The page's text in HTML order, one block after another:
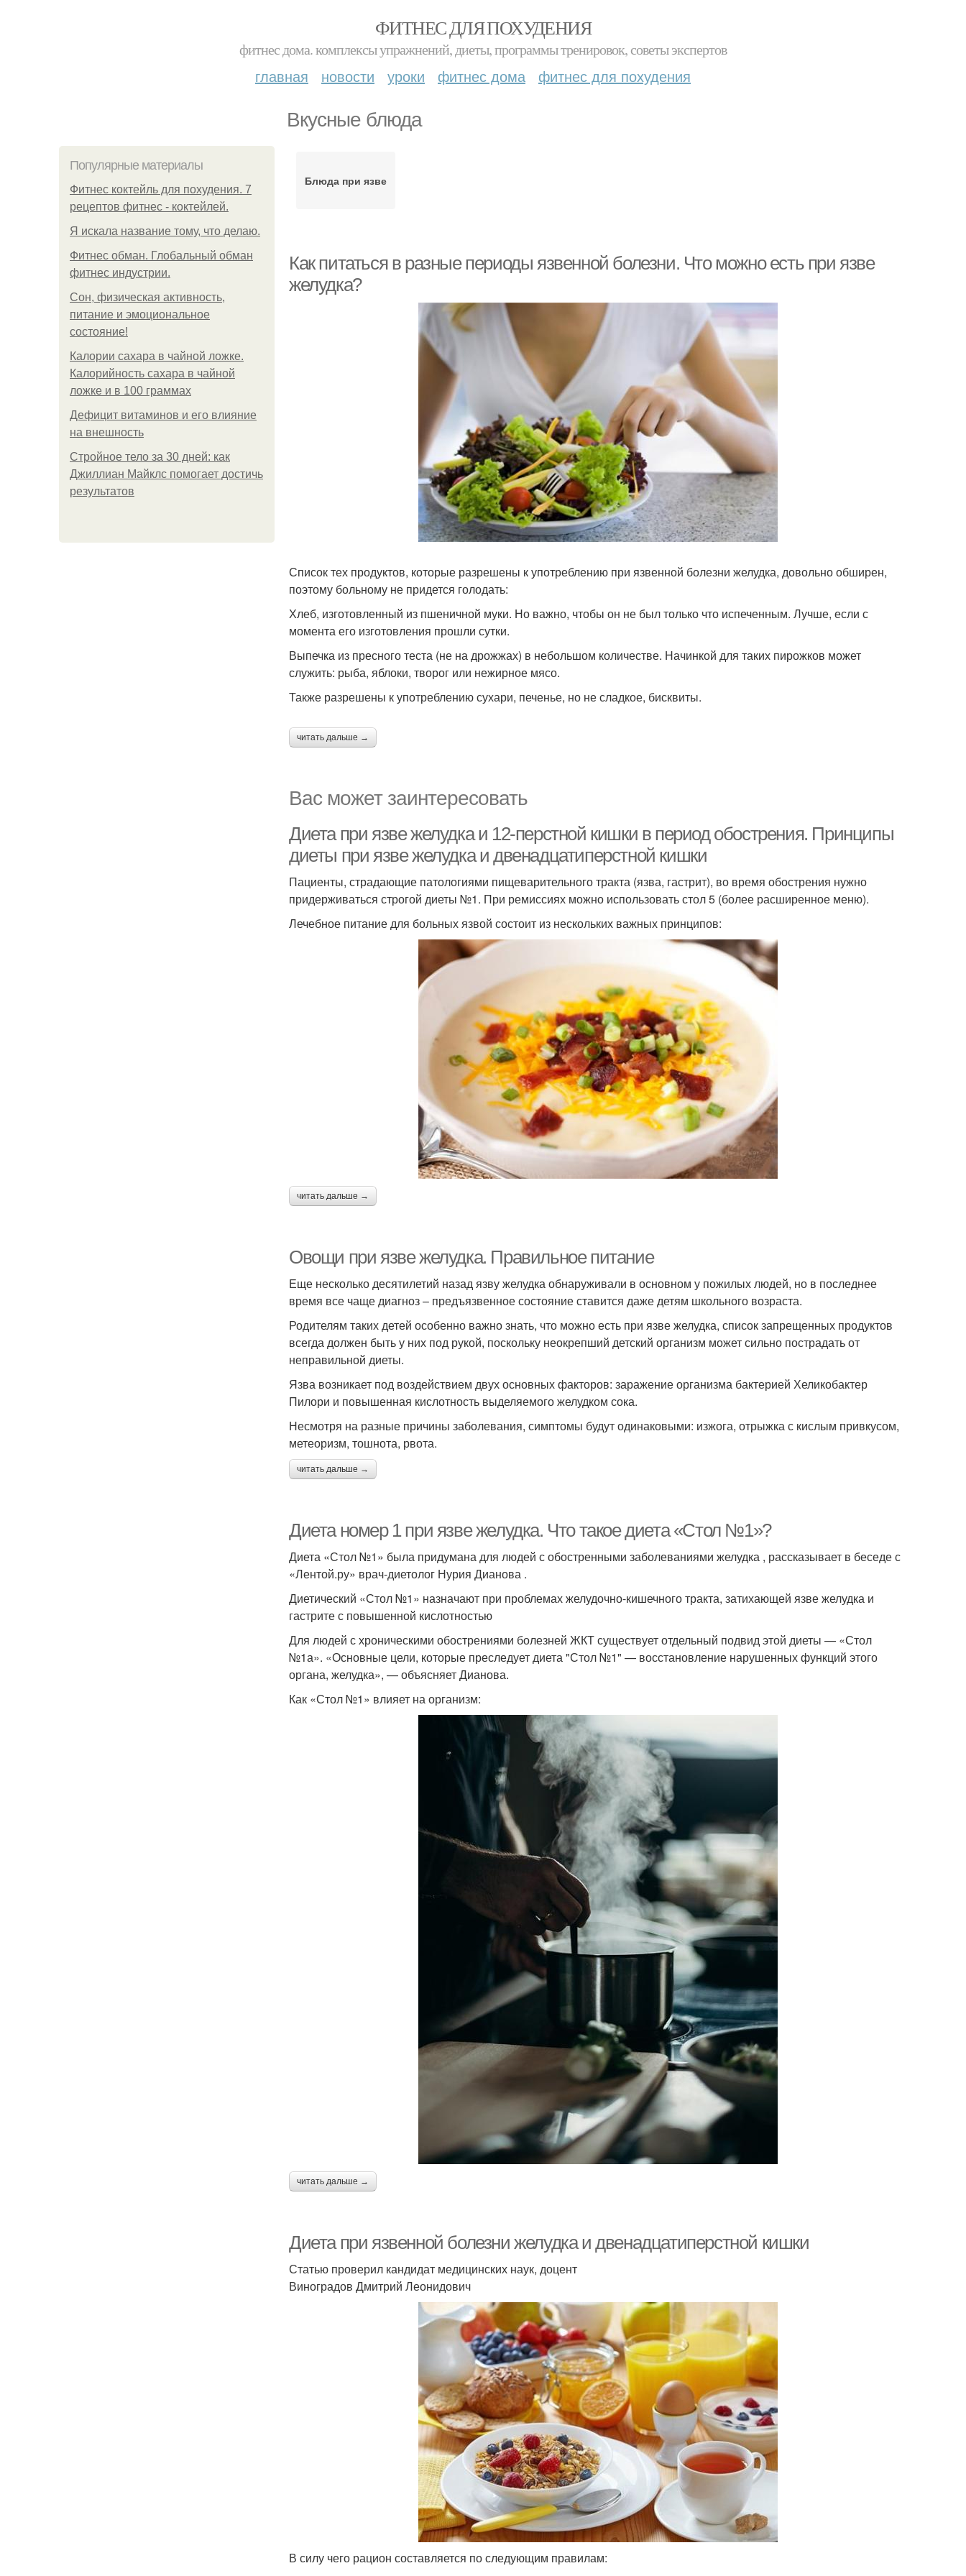
ФИТНЕС ДЛЯ ПОХУДЕНИЯ
фитнес дома. комплексы упражнений, диеты, программы тренировок, советы экспертов
главная новости уроки фитнес дома фитнес для похудения
Вкусные блюда
Популярные материалы
Фитнес коктейль для похудения. 7
рецептов фитнес - коктейлей.
Я искала название тому, что делаю.
Фитнес обман. Глобальный обман
фитнес индустрии.
Сон, физическая активность,
питание и эмоциональное
состояние!
Калории сахара в чайной ложке.
Калорийность сахара в чайной
ложке и в 100 граммах
Дефицит витаминов и его влияние
на внешность
Стройное тело за 30 дней: как
Джиллиан Майклс помогает достичь
результатов
Блюда при язве
Как питаться в разные периоды язвенной болезни. Что можно есть при язве
желудка?
Список тех продуктов, которые разрешены к употреблению при язвенной болезни желудка, довольно обширен,
поэтому больному не придется голодать:
Хлеб, изготовленный из пшеничной муки. Но важно, чтобы он не был только что испеченным. Лучше, если с
момента его изготовления прошли сутки.
Выпечка из пресного теста (не на дрожжах) в небольшом количестве. Начинкой для таких пирожков может
служить: рыба, яблоки, творог или нежирное мясо.
Также разрешены к употреблению сухари, печенье, но не сладкое, бисквиты.
читать дальше →
Вас может заинтересовать
Диета при язве желудка и 12-перстной кишки в период обострения. Принципы
диеты при язве желудка и двенадцатиперстной кишки
Пациенты, страдающие патологиями пищеварительного тракта (язва, гастрит), во время обострения нужно
придерживаться строгой диеты №1. При ремиссиях можно использовать стол 5 (более расширенное меню).
Лечебное питание для больных язвой состоит из нескольких важных принципов:
читать дальше →
Овощи при язве желудка. Правильное питание
Еще несколько десятилетий назад язву желудка обнаруживали в основном у пожилых людей, но в последнее
время все чаще диагноз – предъязвенное состояние ставится даже детям школьного возраста.
Родителям таких детей особенно важно знать, что можно есть при язве желудка, список запрещенных продуктов
всегда должен быть у них под рукой, поскольку неокрепший детский организм может сильно пострадать от
неправильной диеты.
Язва возникает под воздействием двух основных факторов: заражение организма бактерией Хеликобактер
Пилори и повышенная кислотность выделяемого желудком сока.
Несмотря на разные причины заболевания, симптомы будут одинаковыми: изжога, отрыжка с кислым привкусом,
метеоризм, тошнота, рвота.
читать дальше →
Диета номер 1 при язве желудка. Что такое диета «Стол №1»?
Диета «Стол №1» была придумана для людей с обостренными заболеваниями желудка , рассказывает в беседе с
«Лентой.ру» врач-диетолог Нурия Дианова .
Диетический «Стол №1» назначают при проблемах желудочно-кишечного тракта, затихающей язве желудка и
гастрите с повышенной кислотностью
Для людей с хроническими обострениями болезней ЖКТ существует отдельный подвид этой диеты — «Стол
№1а». «Основные цели, которые преследует диета "Стол №1" — восстановление нарушенных функций этого
органа, желудка», — объясняет Дианова.
Как «Стол №1» влияет на организм:
читать дальше →
Диета при язвенной болезни желудка и двенадцатиперстной кишки
Статью проверил кандидат медицинских наук, доцент
Виноградов Дмитрий Леонидович
В силу чего рацион составляется по следующим правилам: